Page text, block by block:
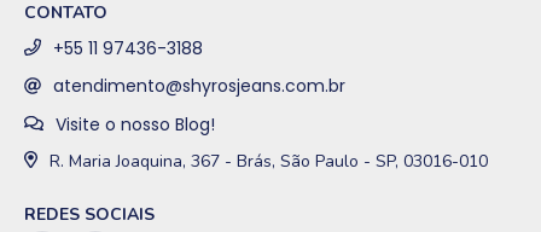
CONTATO
+55 11 97436-3188
atendimento@shyrosjeans.com.br
Visite o nosso Blog!
R. Maria Joaquina, 367 - Brás, São Paulo - SP, 03016-010
REDES SOCIAIS